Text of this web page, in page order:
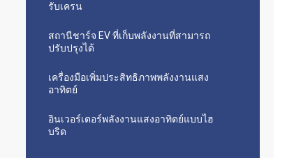
รับเครน
สถานีชาร์จ EV ที่เก็บพลังงานที่สามารถ
ปรับปรุงได้
เครื่องมือเพิ่มประสิทธิภาพพลังงานแสง
อาทิตย์
อินเวอร์เตอร์พลังงานแสงอาทิตย์แบบไฮ
บริด